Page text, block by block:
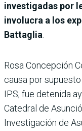
investigadas por
involucra a los
Battaglia.
Rosa Concepción
causa por
IPS, fue detenida
Catedral de
Investigación de